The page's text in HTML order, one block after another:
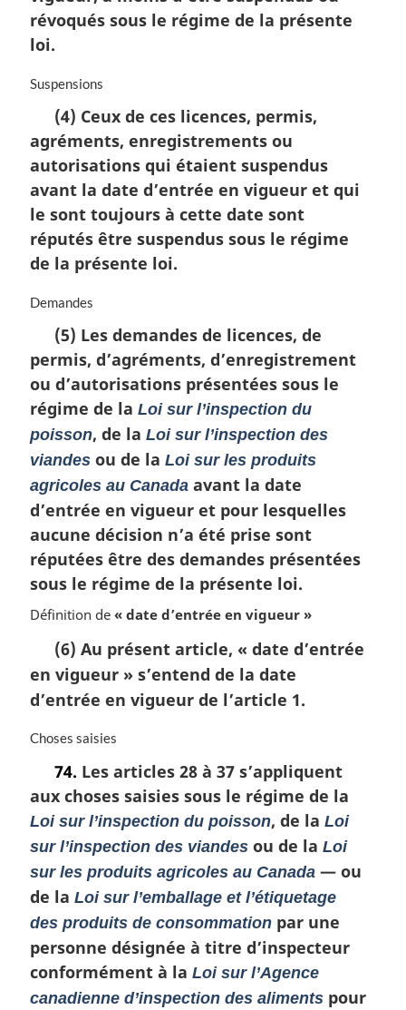
i
n
a
e
révoqués sous le régime de la présente
loi.
N
e
m
r
g
i
n
a
e
Suspensions
(4) Ceux de ces licences, permis,
agréments, enregistrements ou
autorisations qui étaient suspendus
avant la date d’entrée en vigueur et qui
le sont toujours à cette date sont
réputés être suspendus sous le régime
de la présente loi.
N
e
m
r
g
i
a
l
e
Demandes
(5) Les demandes de licences, de
permis, d’agréments, d’enregistrement
ou d’autorisations présentées sous le
régime de la Loi sur l’inspection du
poisson, de la Loi sur l’inspection des
viandes ou de la Loi sur les produits
agricoles au Canada avant la date
d’entrée en vigueur et pour lesquelles
aucune décision n’a été prise sont
réputées être des demandes présentées
sous le régime de la présente loi.
Définition de « date d’entrée en vigueur »
(6) Au présent article, « date d’entrée
en vigueur » s’entend de la date
d’entrée en vigueur de l’article 1.
N
e
m
r
g
i
a
l
e
Choses saisies
74. Les articles 28 à 37 s’appliquent
aux choses saisies sous le régime de la
Loi sur l’inspection du poisson, de la Loi
sur l’inspection des viandes ou de la Loi
sur les produits agricoles au Canada — ou
de la Loi sur l’emballage et l’étiquetage
des produits de consommation par une
personne désignée à titre d’inspecteur
conformément à la Loi sur l’Agence
canadienne d’inspection des aliments pour